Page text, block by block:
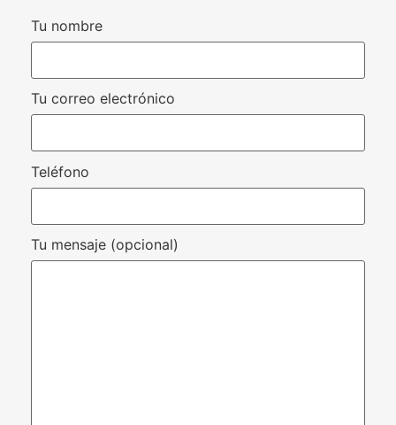
Tu nombre
Tu correo electrónico
Teléfono
Tu mensaje (opcional)